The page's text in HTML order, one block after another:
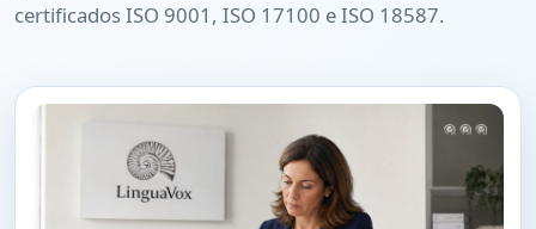
certificados ISO 9001, ISO 17100 e ISO 18587.